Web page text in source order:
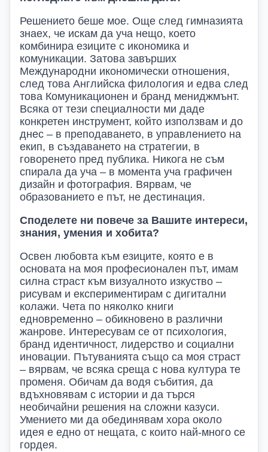
Решението беше мое. Още след гимназията
знаех, че искам да уча нещо, което
комбинира езиците с икономика и
комуникации. Затова завърших
Международни икономически отношения,
след това Английска филология и едва след
това Комуникационен и бранд мениджмънт.
Всяка от тези специалности ми даде
конкретен инструмент, който използвам и до
днес – в преподаването, в управлението на
екип, в създаването на стратегии, в
говоренето пред публика. Никога не съм
спирала да уча – в момента уча графичен
дизайн и фотография. Вярвам, че
образованието е път, не дестинация.
Споделете ни повече за Вашите интереси,
знания, умения и хобита?
Освен любовта към езиците, която е в
основата на моя професионален път, имам
силна страст към визуалното изкуство –
рисувам и експериментирам с дигитални
колажи. Чета по няколко книги
едновременно – обикновено в различни
жанрове. Интересувам се от психология,
бранд идентичност, лидерство и социални
иновации. Пътуванията също са моя страст
– вярвам, че всяка среща с нова култура те
променя. Обичам да водя събития, да
вдъхновявам с истории и да търся
необичайни решения на сложни казуси.
Умението ми да обединявам хора около
идея е едно от нещата, с които най-много се
гордея.